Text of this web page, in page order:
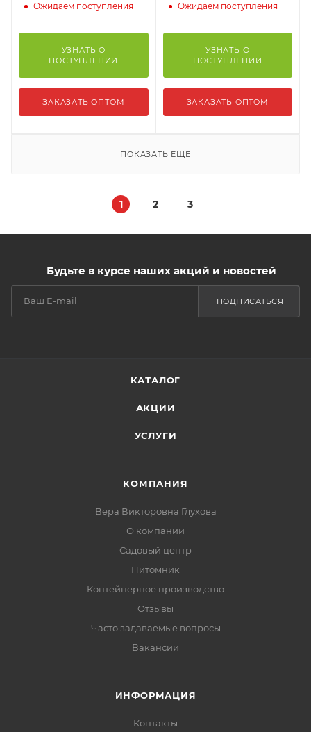
Ожидаем поступления
УЗНАТЬ О
ПОСТУПЛЕНИИ
ЗАКАЗАТЬ ОПТОМ
Ожидаем поступления
УЗНАТЬ О
ПОСТУПЛЕНИИ
ЗАКАЗАТЬ ОПТОМ
ПОКАЗАТЬ ЕЩЕ
1 2 3
Будьте в курсе наших акций и новостей
ПОДПИСАТЬСЯ
КАТАЛОГ
АКЦИИ
УСЛУГИ
КОМПАНИЯ
Вера Викторовна Глухова
О компании
Садовый центр
Питомник
Контейнерное производство
Отзывы
Часто задаваемые вопросы
Вакансии
ИНФОРМАЦИЯ
Контакты